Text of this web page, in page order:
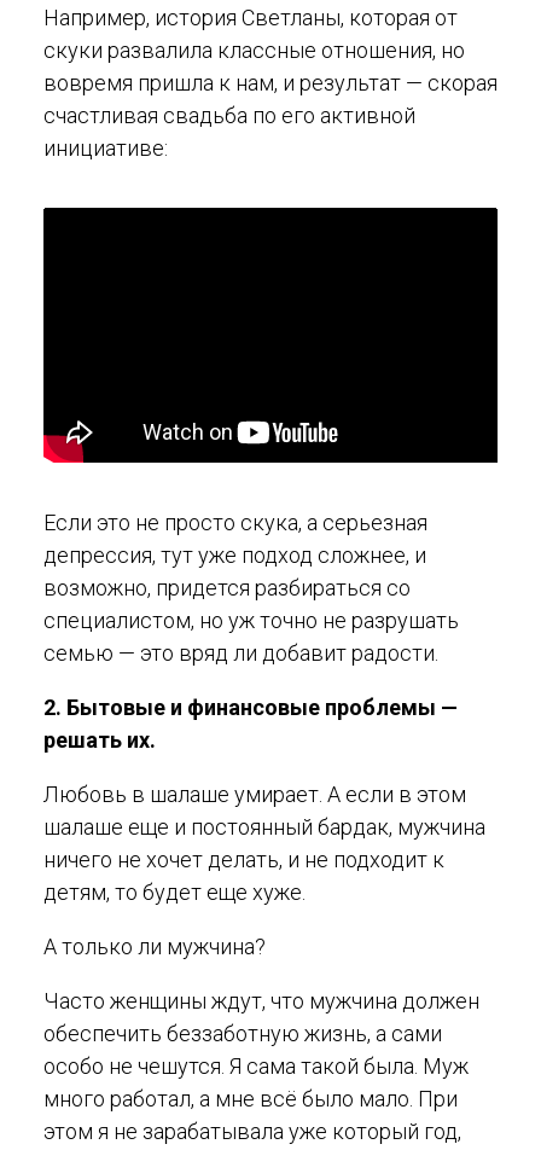
Например, история Светланы, которая от
скуки развалила классные отношения, но
вовремя пришла к нам, и результат — скорая
счастливая свадьба по его активной
инициативе:
Если это не просто скука, а серьезная
депрессия, тут уже подход сложнее, и
возможно, придется разбираться со
специалистом, но уж точно не разрушать
семью — это вряд ли добавит радости.
2. Бытовые и финансовые проблемы —
решать их.
Любовь в шалаше умирает. А если в этом
шалаше еще и постоянный бардак, мужчина
ничего не хочет делать, и не подходит к
детям, то будет еще хуже.
А только ли мужчина?
Часто женщины ждут, что мужчина должен
обеспечить беззаботную жизнь, а сами
особо не чешутся. Я сама такой была. Муж
много работал, а мне всё было мало. При
этом я не зарабатывала уже который год,